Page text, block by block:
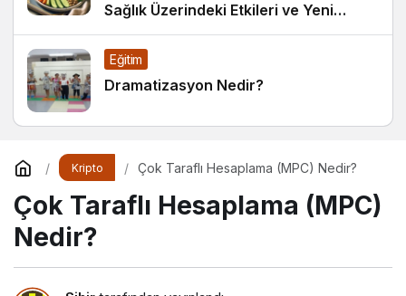
Sağlık Üzerindeki Etkileri ve Yeni
Alışkanlıklar
Eğitim
Dramatizasyon Nedir?
Kripto Çok Taraflı Hesaplama (MPC) Nedir?
Çok Taraflı Hesaplama (MPC)
Nedir?